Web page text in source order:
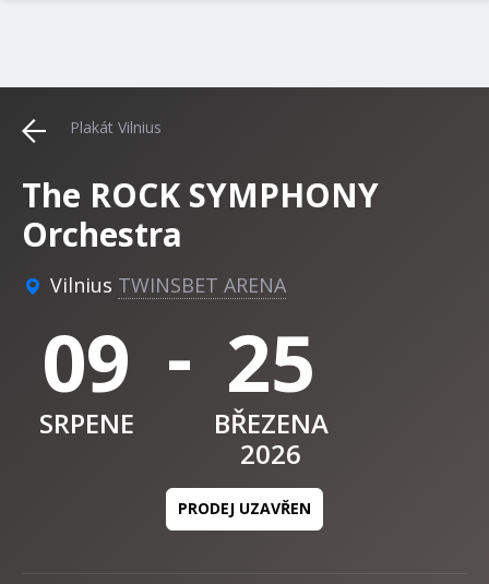
Plakát Vilnius
The ROCK SYMPHONY
Orchestra
Vilnius TWINSBET ARENA
09
SRPENE
- 25
BŘEZENA
2026
PRODEJ UZAVŘEN